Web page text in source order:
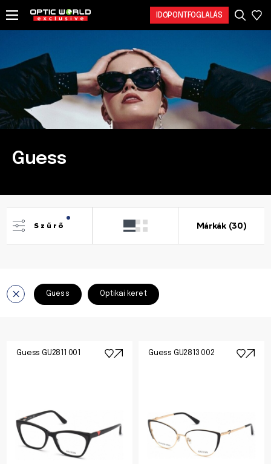
IDŐPONTFOGLALÁS
Guess
Szűrő Márkák (30)
Guess Optikai keret
Guess GU2811 001 Guess GU2813 002